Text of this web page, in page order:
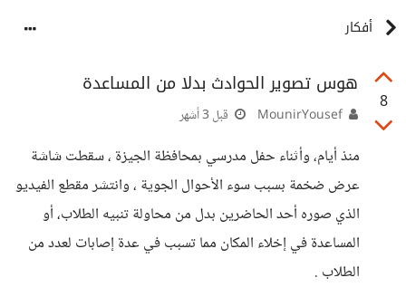
أفكار
8
هوس تصوير الحوادث بدلا من المساعدة
قبل 3 أشهر
منذ أيام، وأثناء حفل مدرسي بمحافظة الجيزة ، سقطت شاشة
عرض ضخمة بسبب سوء الأحوال الجوية ، وانتشر مقطع الفيديو
الذي صوره أحد الحاضرين بدل من محاولة تنبيه الطلاب، أو
المساعدة في إخلاء المكان مما تسبب في عدة إصابات لعدد من
الطلاب .